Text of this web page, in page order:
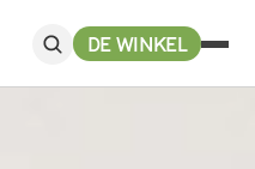
DE WINKEL